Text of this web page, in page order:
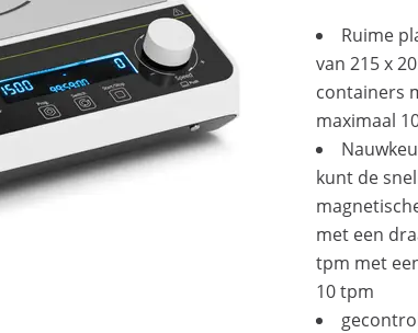
Ruime
van 215 x
containers
maximaal
kunt de
met een
tpm met
10 tpm